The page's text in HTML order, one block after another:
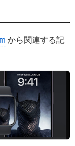
から関連する記